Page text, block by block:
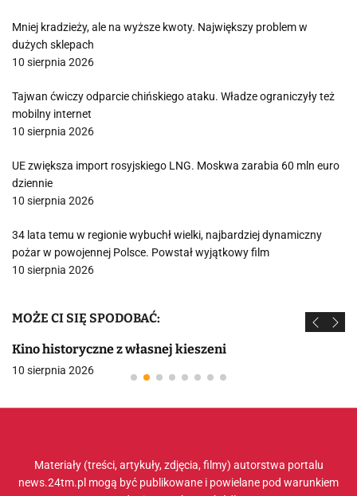
Mniej kradzieży, ale na wyższe kwoty. Największy problem w
dużych sklepach
10 sierpnia 2026
Tajwan ćwiczy odparcie chińskiego ataku. Władze ograniczyły też
mobilny internet
10 sierpnia 2026
UE zwiększa import rosyjskiego LNG. Moskwa zarabia 60 mln euro
dziennie
10 sierpnia 2026
34 lata temu w regionie wybuchł wielki, najbardziej dynamiczny
pożar w powojennej Polsce. Powstał wyjątkowy film
10 sierpnia 2026
MOŻE CI SIĘ SPODOBAĆ:
Kino historyczne z własnej kieszeni
10 sierpnia 2026
Materiały (treści, artykuły, zdjęcia, filmy) autorstwa portalu
news.24tm.pl mogą być publikowane i powielane pod warunkiem